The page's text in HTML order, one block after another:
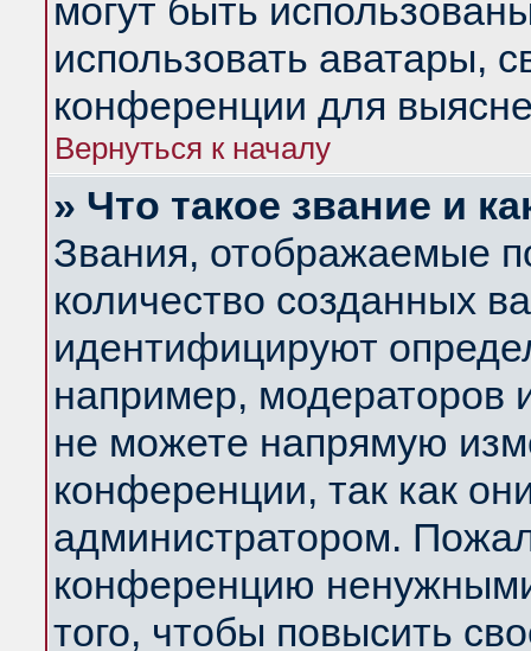
могут быть
использовать аватары,
конференции для
Вернуться к началу
» Что такое звание и
Звания, отображаемые
количество созданных
идентифицируют
например, модераторов
не можете напрямую
конференции, так как
администратором.
конференцию
того, чтобы повысить